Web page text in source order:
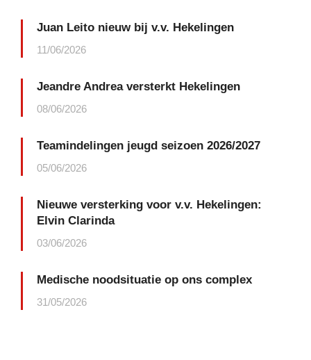
Juan Leito nieuw bij v.v. Hekelingen
11/06/2026
Jeandre Andrea versterkt Hekelingen
08/06/2026
Teamindelingen jeugd seizoen 2026/2027
05/06/2026
Nieuwe versterking voor v.v. Hekelingen:
Elvin Clarinda
03/06/2026
Medische noodsituatie op ons complex
31/05/2026